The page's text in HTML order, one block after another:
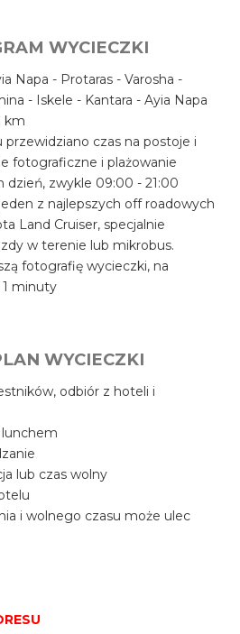
WYCIECZKI
Napa - Protaras - Varosha -
- Iskele - Kantara - Ayia Napa
km
przewidziano czas na postoje i
fotograficzne i plażowanie
dzień, zwykle 09:00 - 21:00
z najlepszych off roadowych
Land Cruiser, specjalnie
w terenie lub mikrobus.
fotografię wycieczki, na
minuty
WYCIECZKI
odbiór z hoteli i
lunchem
lub czas wolny
i wolnego czasu może ulec